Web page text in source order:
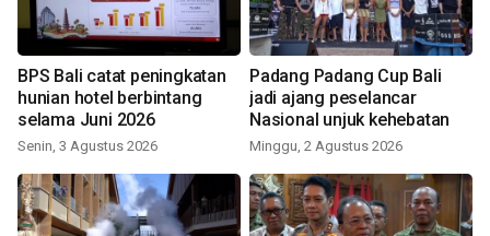
BPS Bali catat peningkatan
hunian hotel berbintang
selama Juni 2026
Senin, 3 Agustus 2026
Padang Padang Cup Bali
jadi ajang peselancar
Nasional unjuk kehebatan
Minggu, 2 Agustus 2026